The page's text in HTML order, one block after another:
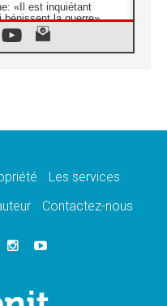
«Il est inquiétant
bénissent la guerre»
une lueur d'espoir pour
Langa
novembre en Uruguay,
la prière est un acte
de Colomb à
Les services
Contactez-nous